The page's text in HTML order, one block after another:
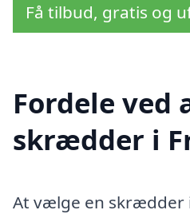
Få tilbud, gratis og
Fordele ved
skrædder i
At vælge en skrædder